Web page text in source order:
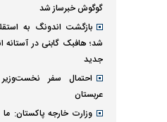
گوگوش خبرساز شد
بازگشت اندونگ به
شد؛ هافبک گابنی در آستانه
جدید
احتمال سفر
عربستان
وزارت خارجه پاکستان: